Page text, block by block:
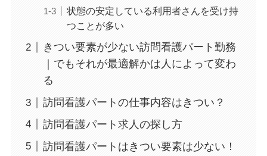
状態の安定している利用者さんを受け持
つことが多い
きつい要素が少ない訪問看護パート勤務
｜でもそれが最適解かは人によって変わ
る
訪問看護パートの仕事内容はきつい？
訪問看護パート求人の探し方
訪問看護パートはきつい要素は少ない！